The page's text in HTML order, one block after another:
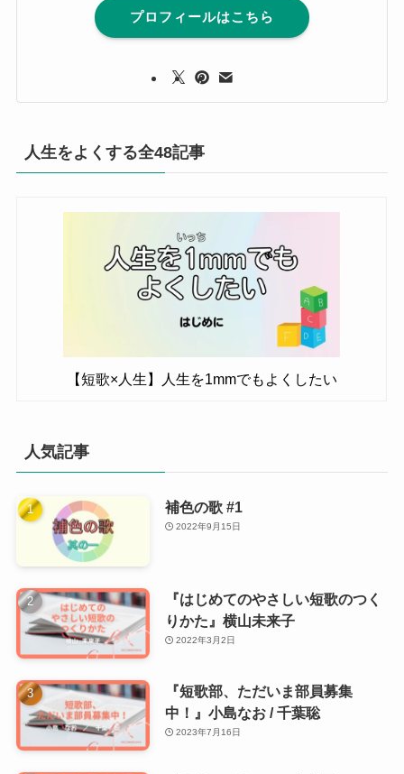
プロフィールはこちら
人生をよくする全48記事
【短歌×人生】人生を1mmでもよくしたい
人気記事
補色の歌 #1
2022年9月15日
『はじめてのやさしい短歌のつく
りかた』横山未来子
2022年3月2日
『短歌部、ただいま部員募集
中！』小島なお / 千葉聡
2023年7月16日